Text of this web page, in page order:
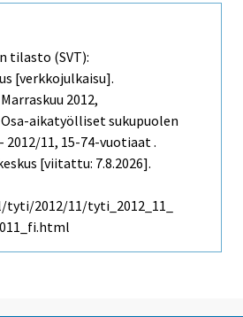
tilasto (SVT):
[verkkojulkaisu].
Marraskuu 2012,
aikatyölliset sukupuolen
2012/11, 15-74-vuotiaat .
[viitattu: 7.8.2026].
2012/11/tyti_2012_11_